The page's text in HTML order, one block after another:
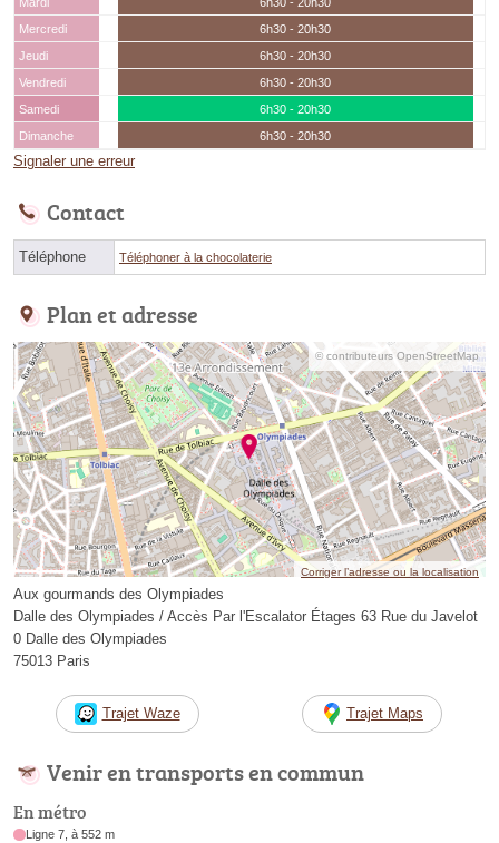
Mercredi
6h30 - 20h30
Jeudi
6h30 - 20h30
Vendredi
6h30 - 20h30
Samedi
6h30 - 20h30
Dimanche
6h30 - 20h30
Signaler une erreur
Contact
Téléphone Téléphoner à la chocolaterie
Plan et adresse
© contributeurs OpenStreetMap
Corriger l’adresse ou la localisation
Aux gourmands des Olympiades
Dalle des Olympiades / Accès Par l'Escalator Étages 63 Rue du Javelot
0 Dalle des Olympiades
75013 Paris
Trajet Waze Trajet Maps
Venir en transports en commun
En métro
Ligne 7, à 552 m